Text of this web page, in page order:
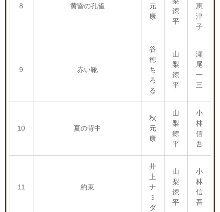
8 黄昏の孔雀
元
康
鐐
平
恵
津
子
9 赤い靴
谷
穂
ち
ろ
る
山
梨
鐐
平
瀬
尾
一
三
10 夏の背中
秋
元
康
山
梨
鐐
平
小
林
信
吾
11 約束
井
上
ナ
ミ
ダ
山
梨
鐐
平
小
林
信
吾